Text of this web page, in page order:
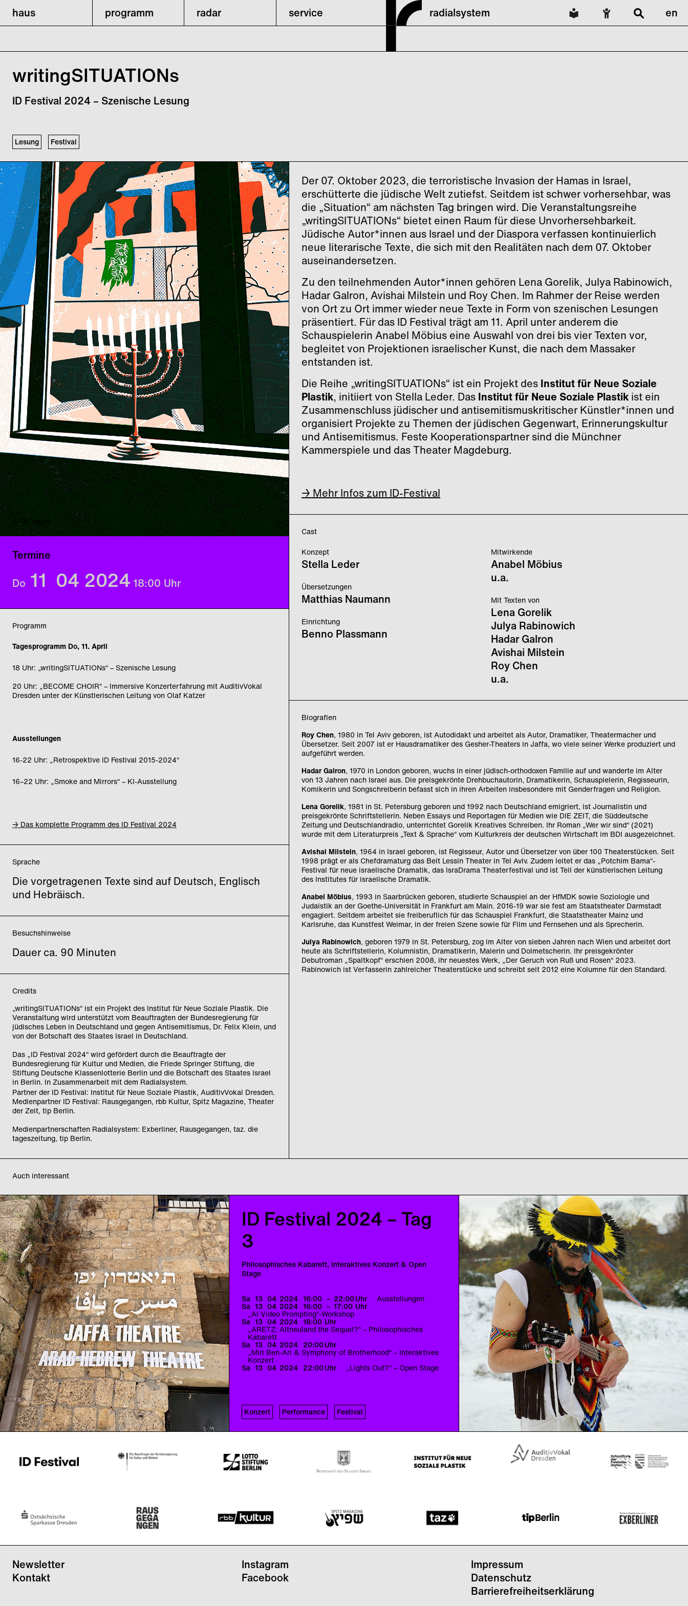
haus programm radar service radialsystem en
writingSITUATIONs
ID Festival 2024 – Szenische Lesung
Lesung Festival
© Or Yogev
Termine
Do 11 04 2024 18:00 Uhr
Programm
Tagesprogramm Do, 11. April
18 Uhr: „writingSITUATIONs“ – Szenische Lesung
20 Uhr: „BECOME CHOIR“ – Immersive Konzerterfahrung mit AuditivVokal
Dresden unter der Künstlerischen Leitung von Olaf Katzer
Ausstellungen
16-22 Uhr: „Retrospektive ID Festival 2015-2024“
16–22 Uhr: „Smoke and Mirrors“ – KI-Ausstellung
→ Das komplette Programm des ID Festival 2024
Sprache
Die vorgetragenen Texte sind auf Deutsch, Englisch
und Hebräisch.
Besuchshinweise
Dauer ca. 90 Minuten
Credits
„writingSITUATIONs“ ist ein Projekt des Institut für Neue Soziale Plastik. Die
Veranstaltung wird unterstützt vom Beauftragten der Bundesregierung für
jüdisches Leben in Deutschland und gegen Antisemitismus, Dr. Felix Klein, und
von der Botschaft des Staates Israel in Deutschland.
Das „ID Festival 2024“ wird gefördert durch die Beauftragte der
Bundesregierung für Kultur und Medien, die Friede Springer Stiftung, die
Stiftung Deutsche Klassenlotterie Berlin und die Botschaft des Staates Israel
in Berlin. In Zusammenarbeit mit dem Radialsystem.
Partner der ID Festival: Institut für Neue Soziale Plastik, AuditivVokal Dresden.
Medienpartner ID Festival: Rausgegangen, rbb Kultur, Spitz Magazine, Theater
der Zeit, tip Berlin.
Medienpartnerschaften Radialsystem: Exberliner, Rausgegangen, taz. die
tageszeitung, tip Berlin.
Der 07. Oktober 2023, die terroristische Invasion der Hamas in Israel,
erschütterte die jüdische Welt zutiefst. Seitdem ist schwer vorhersehbar, was
die „Situation“ am nächsten Tag bringen wird. Die Veranstaltungsreihe
„writingSITUATIONs“ bietet einen Raum für diese Unvorhersehbarkeit.
Jüdische Autor*innen aus Israel und der Diaspora verfassen kontinuierlich
neue literarische Texte, die sich mit den Realitäten nach dem 07. Oktober
auseinandersetzen.
Zu den teilnehmenden Autor*innen gehören Lena Gorelik, Julya Rabinowich,
Hadar Galron, Avishai Milstein und Roy Chen. Im Rahmer der Reise werden
von Ort zu Ort immer wieder neue Texte in Form von szenischen Lesungen
präsentiert. Für das ID Festival trägt am 11. April unter anderem die
Schauspielerin Anabel Möbius eine Auswahl von drei bis vier Texten vor,
begleitet von Projektionen israelischer Kunst, die nach dem Massaker
entstanden ist.
Die Reihe „writingSITUATIONs“ ist ein Projekt des Institut für Neue Soziale
Plastik, initiiert von Stella Leder. Das Institut für Neue Soziale Plastik ist ein
Zusammenschluss jüdischer und antisemitismuskritischer Künstler*innen und
organisiert Projekte zu Themen der jüdischen Gegenwart, Erinnerungskultur
und Antisemitismus. Feste Kooperationspartner sind die Münchner
Kammerspiele und das Theater Magdeburg.
→ Mehr Infos zum ID-Festival
Cast
Konzept
Stella Leder
Übersetzungen
Matthias Naumann
Einrichtung
Benno Plassmann
Mitwirkende
Anabel Möbius
u.a.
Mit Texten von
Lena Gorelik
Julya Rabinowich
Hadar Galron
Avishai Milstein
Roy Chen
u.a.
Biografien
Roy Chen, 1980 in Tel Aviv geboren, ist Autodidakt und arbeitet als Autor, Dramatiker, Theatermacher und
Übersetzer. Seit 2007 ist er Hausdramatiker des Gesher-Theaters in Jaffa, wo viele seiner Werke produziert und
aufgeführt werden.
Hadar Galron, 1970 in London geboren, wuchs in einer jüdisch-orthodoxen Familie auf und wanderte im Alter
von 13 Jahren nach Israel aus. Die preisgekrönte Drehbuchautorin, Dramatikerin, Schauspielerin, Regisseurin,
Komikerin und Songschreiberin befasst sich in ihren Arbeiten insbesondere mit Genderfragen und Religion.
Lena Gorelik, 1981 in St. Petersburg geboren und 1992 nach Deutschland emigriert, ist Journalistin und
preisgekrönte Schriftstellerin. Neben Essays und Reportagen für Medien wie DIE ZEIT, die Süddeutsche
Zeitung und Deutschlandradio, unterrichtet Gorelik Kreatives Schreiben. Ihr Roman „Wer wir sind“ (2021)
wurde mit dem Literaturpreis „Text & Sprache“ vom Kulturkreis der deutschen Wirtschaft im BDI ausgezeichnet.
Avishai Milstein, 1964 in Israel geboren, ist Regisseur, Autor und Übersetzer von über 100 Theaterstücken. Seit
1998 prägt er als Chefdramaturg das Beit Lessin Theater in Tel Aviv. Zudem leitet er das „Potchim Bama“-
Festival für neue israelische Dramatik, das IsraDrama Theaterfestival und ist Teil der künstlerischen Leitung
des Institutes für israelische Dramatik.
Anabel Möbius, 1993 in Saarbrücken geboren, studierte Schauspiel an der HfMDK sowie Soziologie und
Judaistik an der Goethe-Universität in Frankfurt am Main. 2016-19 war sie fest am Staatstheater Darmstadt
engagiert. Seitdem arbeitet sie freiberuflich für das Schauspiel Frankfurt, die Staatstheater Mainz und
Karlsruhe, das Kunstfest Weimar, in der freien Szene sowie für Film und Fernsehen und als Sprecherin.
Julya Rabinowich, geboren 1979 in St. Petersburg, zog im Alter von sieben Jahren nach Wien und arbeitet dort
heute als Schriftstellerin, Kolumnistin, Dramatikerin, Malerin und Dolmetscherin. Ihr preisgekrönter
Debutroman „Spaltkopf“ erschien 2008, ihr neuestes Werk, „Der Geruch von Ruß und Rosen“ 2023.
Rabinowich ist Verfasserin zahlreicher Theaterstücke und schreibt seit 2012 eine Kolumne für den Standard.
Auch interessant
ID Festival 2024 – Tag
2
Jaffa Theater: „Shampoo Queen“
Fr 12 04 2024 16:00 – 22:00Uhr Ausstellungen
Fr 12 04 2024 16:00 – 17:00 Uhr
„AI Video Prompting“-Workshop
Fr 12 04 2024 20:00Uhr
„Shampoo Queen“ – Jaffa Theater
Ausstellung Performance Festival
ID Festival 2024 – Tag
3
Philosophisches Kabarett, Interaktives Konzert & Open
Stage
Sa 13 04 2024 16:00 – 22:00Uhr Ausstellungen
Sa 13 04 2024 16:00 – 17:00 Uhr
„AI Video Prompting“-Workshop
Sa 13 04 2024 18:00 Uhr
„ARETZ: Altneuland the Sequel?“ – Philosophisches
Kabarett
Sa 13 04 2024 20:00Uhr
„Miri Ben-Ari & Symphony of Brotherhood“ – Interaktives
Konzert
Sa 13 04 2024 22:00Uhr „Lights Out?“ – Open Stage
Konzert Performance Festival
ID Festival 2024 – Tag
4
Improvisationstheater & Abschlusszeremonie mit Heilkreis
So 14 04 2024 12:00 – 16:00 Uhr Ausstellungen
So 14 04 2024 11:00 Uhr
„Growth Amidst Challenges – A Playback Theatre
Exploration“
So 14 04 2024 13:00 – 16:00 Uhr
„Sacred Rivers“ – Abschlusszeremonie
Performance Festival
Newsletter
Kontakt
Instagram
Facebook
Impressum
Datenschutz
Barrierefreiheitserklärung